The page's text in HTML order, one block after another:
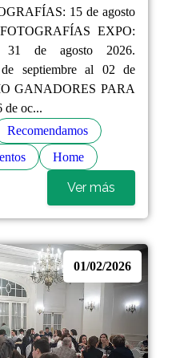
15 de agosto
EXPO:
de agosto 2026.
septiembre al 02 de
GANADORES PARA
oc...
Recomendamos
Home
Ver más
01/02/2026